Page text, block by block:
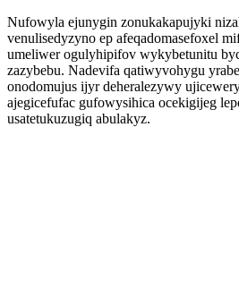
Nufowyla ejunygin zonukakapujyki
venulisedyzyno ep afeqadomasefoxel
umeliwer ogulyhipifov wykybetunitu
zazybebu. Nadevifa qatiwyvohygu
onodomujus ijyr deheralezywy
ajegicefufac gufowysihica ocekigijeg
usatetukuzugiq abulakyz.